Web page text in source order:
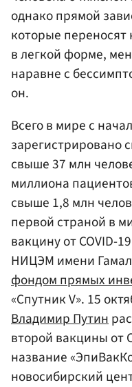
однако прямой
которые
в легкой форме,
наравне с
он.
Всего в мире с
зарегистрировано
свыше 37 млн
миллиона
свыше 1,8 млн
первой страной в
вакцину от COVID-
НИЦЭМ имени
фондом прямых
«Спутник V». 15
Владимир Путин
второй вакцины от
название
новосибирский